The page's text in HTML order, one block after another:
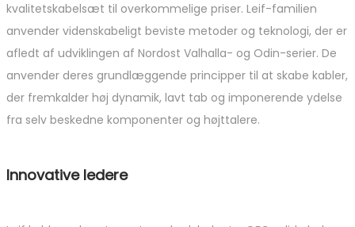
kvalitetskabelsæt til overkommelige priser. Leif-familien
anvender videnskabeligt beviste metoder og teknologi, der er
afledt af udviklingen af ​​Nordost Valhalla- og Odin-serier. De
anvender deres grundlæggende principper til at skabe kabler,
der fremkalder høj dynamik, lavt tab og imponerende ydelse
fra selv beskedne komponenter og højttalere.
Innovative ledere